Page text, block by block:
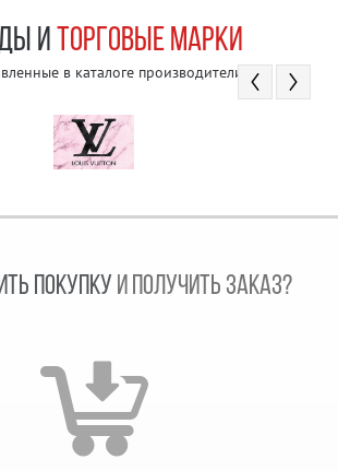
И ТОРГОВЫЕ МАРКИ
в каталоге производители
ПОКУПКУ И ПОЛУЧИТЬ ЗАКАЗ?